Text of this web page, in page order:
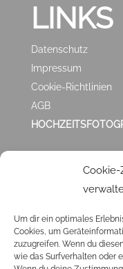
Um dir ein optimales
Cookies, um
zuzugreifen. Wenn du
wie das Surfverhalten oder
LINKS
Datenschutz
Impressum
Cookie-Richtlinien
AGB
MIR?
Klick ❤️HIER❤️ und
BEWERTUNG. Ich